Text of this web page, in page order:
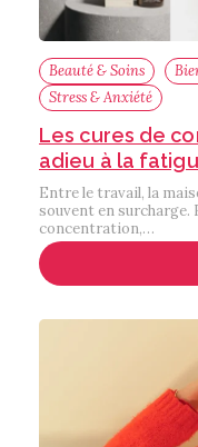
Beauté & Soins
Stress & Anxiété
Les cures de
adieu à la
Entre le travail, la
souvent en surcharge.
concentration,…